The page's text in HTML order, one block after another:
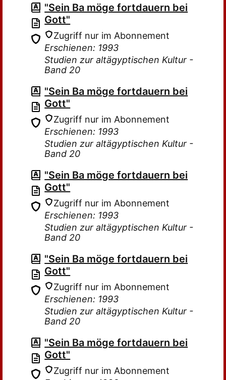
"Sein Ba möge fortdauern bei
Gott"
Zugriff nur im Abonnement
Erschienen: 1993
Studien zur altägyptischen Kultur -
Band 20
"Sein Ba möge fortdauern bei
Gott"
Zugriff nur im Abonnement
Erschienen: 1993
Studien zur altägyptischen Kultur -
Band 20
"Sein Ba möge fortdauern bei
Gott"
Zugriff nur im Abonnement
Erschienen: 1993
Studien zur altägyptischen Kultur -
Band 20
"Sein Ba möge fortdauern bei
Gott"
Zugriff nur im Abonnement
Erschienen: 1993
Studien zur altägyptischen Kultur -
Band 20
"Sein Ba möge fortdauern bei
Gott"
Zugriff nur im Abonnement